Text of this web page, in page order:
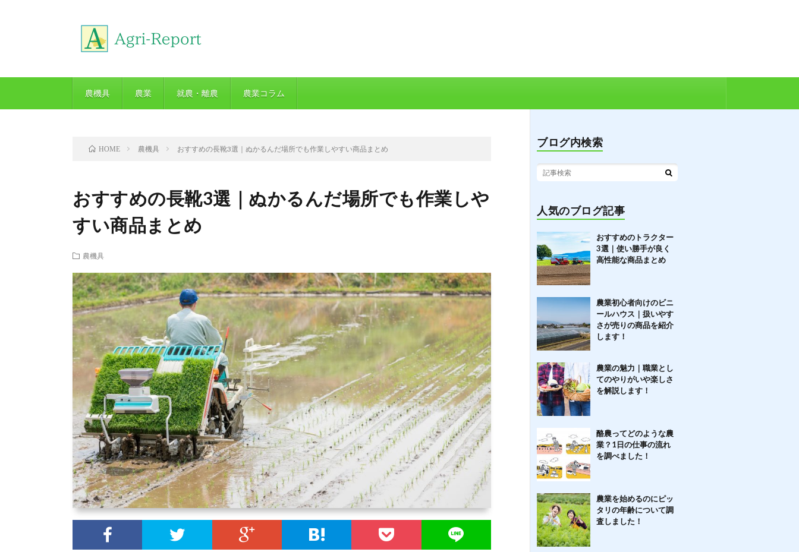
農機具 農業 就農・離農 農業コラム
HOME 農機具 おすすめの長靴3選｜ぬかるんだ場所でも作業しやすい商品まとめ
おすすめの長靴3選｜ぬかるんだ場所でも作業しや
すい商品まとめ
農機具
ブログ内検索
人気のブログ記事
おすすめのトラクター
3選｜使い勝手が良く
高性能な商品まとめ
農業初心者向けのビニ
ールハウス｜扱いやす
さが売りの商品を紹介
します！
農業の魅力｜職業とし
てのやりがいや楽しさ
を解説します！
酪農ってどのような農
業？1日の仕事の流れ
を調べました！
農業を始めるのにピッ
タリの年齢について調
査しました！